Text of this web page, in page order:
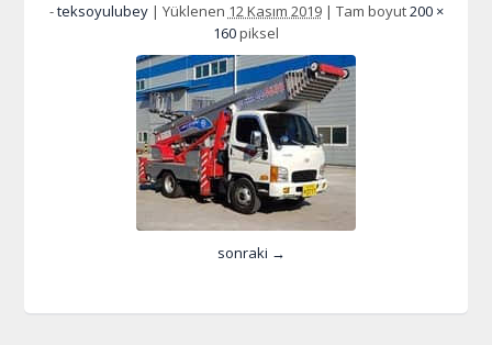
-teksoyulubey | Yüklenen 12 Kasım 2019 | Tam boyut200 ×
160piksel
sonraki →